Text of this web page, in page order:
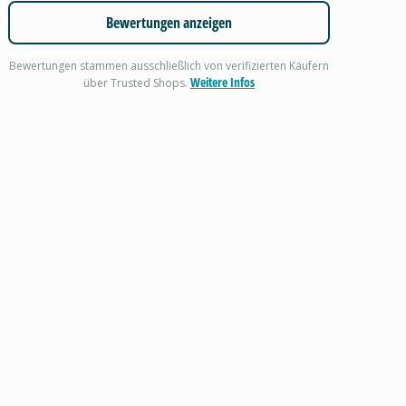
Bewertungen anzeigen
Bewertungen stammen ausschließlich von verifizierten Käufern
über Trusted Shops.Weitere Infos